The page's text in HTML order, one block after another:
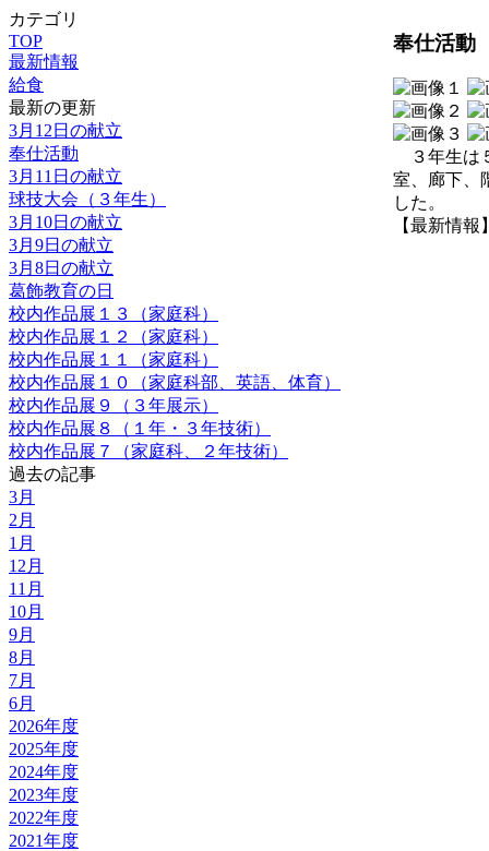
カテゴリ
TOP
最新情報
給食
最新の更新
3月12日の献立
奉仕活動
3月11日の献立
球技大会（３年生）
3月10日の献立
3月9日の献立
3月8日の献立
葛飾教育の日
校内作品展１３（家庭科）
校内作品展１２（家庭科）
校内作品展１１（家庭科）
校内作品展１０（家庭科部、英語、体育）
校内作品展９（３年展示）
校内作品展８（１年・３年技術）
校内作品展７（家庭科、２年技術）
過去の記事
3月
2月
1月
12月
11月
10月
9月
8月
7月
6月
2026年度
2025年度
2024年度
2023年度
2022年度
2021年度
奉仕活動
３年生は
室、廊下、
した。
【最新情報